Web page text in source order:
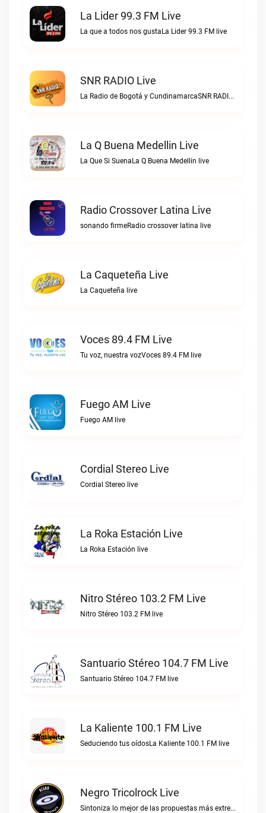
La Lider 99.3 FM Live
La que a todos nos gustaLa Lider 99.3 FM live
SNR RADIO Live
La Radio de Bogotá y CundinamarcaSNR RADIO live
La Q Buena Medellin Live
La Que Si SuenaLa Q Buena Medellin live
Radio Crossover Latina Live
sonando firmeRadio crossover latina live
La Caqueteña Live
La Caqueteña live
Voces 89.4 FM Live
Tu voz, nuestra vozVoces 89.4 FM live
Fuego AM Live
Fuego AM live
Cordial Stereo Live
Cordial Stereo live
La Roka Estación Live
La Roka Estación live
Nitro Stéreo 103.2 FM Live
Nitro Stéreo 103.2 FM live
Santuario Stéreo 104.7 FM Live
Santuario Stéreo 104.7 FM live
La Kaliente 100.1 FM Live
Seduciendo tus oídosLa Kaliente 100.1 FM live
Negro Tricolrock Live
Sintoniza lo mejor de las propuestas más extremas y virtuosas del metal colombianoNegro Tricolrock live